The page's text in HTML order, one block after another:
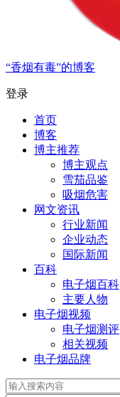
“香烟有毒”的博客
登录
首页
博客
博主推荐
博主观点
雪茄品鉴
吸烟危害
网文资讯
行业新闻
企业动态
国际新闻
百科
电子烟百科
主要人物
电子烟视频
电子烟测评
相关视频
电子烟品牌